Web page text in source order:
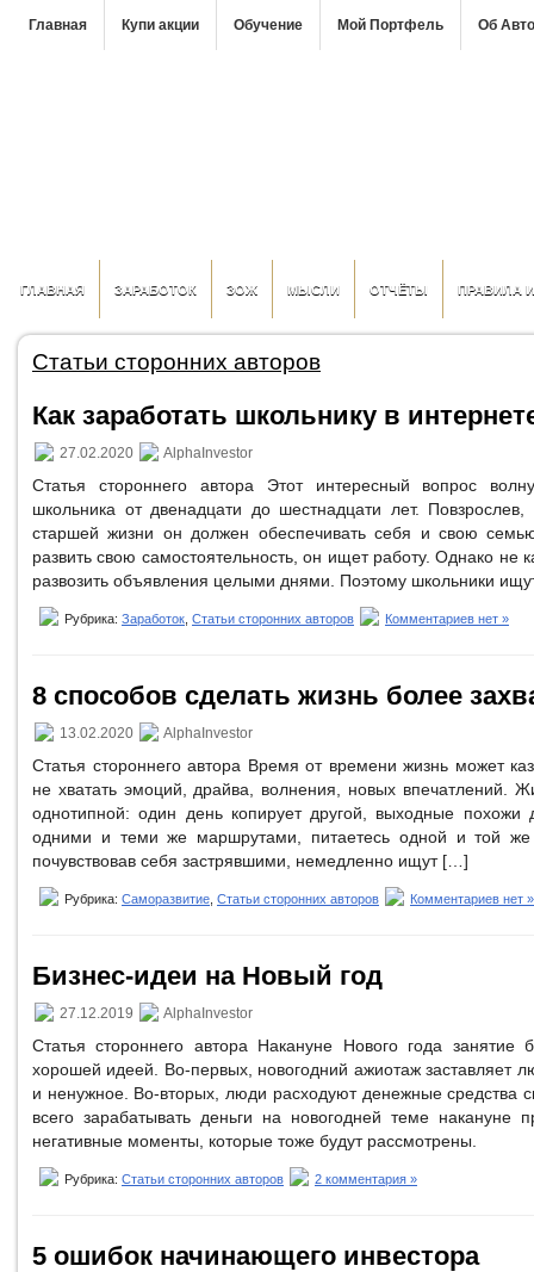
Главная Купи акции Обучение Мой Портфель Об
ГЛАВНАЯ ЗАРАБОТОК ЗОЖ МЫСЛИ ОТЧЁТЫ ПРАВИЛА
Статьи сторонних авторов
Как заработать школьнику в
27.02.2020 AlphaInvestor
Статья стороннего автора Этот интересный вопрос
школьника от двенадцати до шестнадцати лет.
старшей жизни он должен обеспечивать себя и свою
развить свою самостоятельность, он ищет работу. Однако не
развозить объявления целыми днями. Поэтому школьники
Рубрика: Заработок Статьи сторонних авторов Комментариев нет »
8 способов сделать жизнь более
13.02.2020 AlphaInvestor
Статья стороннего автора Время от времени жизнь может
не хватать эмоций, драйва, волнения, новых впечатлений.
однотипной: один день копирует другой, выходные похожи
одними и теми же маршрутами, питаетесь одной и той
почувствовав себя застрявшими, немедленно ищут […]
Рубрика: Саморазвитие Статьи сторонних авторов Комментариев нет »
Бизнес-идеи на Новый год
27.12.2019 AlphaInvestor
Статья стороннего автора Накануне Нового года занятие
хорошей идеей. Во-первых, новогодний ажиотаж заставляет
и ненужное. Во-вторых, люди расходуют денежные средства
всего зарабатывать деньги на новогодней теме накануне
негативные моменты, которые тоже будут рассмотрены.
Рубрика: Статьи сторонних авторов 2 комментария »
5 ошибок начинающего инвестора